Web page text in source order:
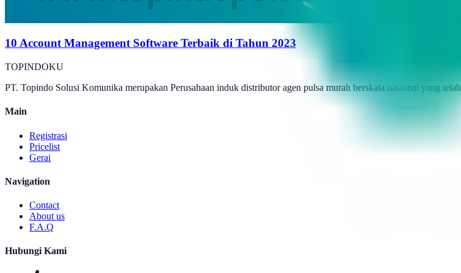
10 Account Management Software Terbaik di Tahun 2023
TOPINDOKU
PT. Topindo Solusi Komunika merupakan Perusahaan induk distributor agen pulsa murah berskala nasional yang
Main
Registrasi
Pricelist
Gerai
Navigation
Contact
About us
F.A.Q
Hubungi Kami